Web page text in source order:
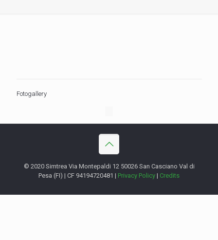
Fotogallery
© 2020 Simtrea Via Montepaldi 12 50026 San Casciano Val di
Pesa (FI) | CF 94194720481 | Privacy Policy | Credits